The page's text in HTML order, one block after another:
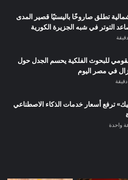
تطلق صاروخًا باليستيًا قصير المدى
التوتر في شبه الجزيرة الكورية
للبحوث الفلكية يحسم الجدل حول
في مصر اليوم
ترفع أسعار خدمات الذكاء الاصطناعي
واحدة